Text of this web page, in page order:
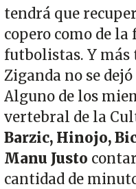
tendrá que
copero como de la
futbolistas. Y más
Ziganda no se
Alguno de los
vertebral de la
Barzic, Hinojo,
Manu Justo
cantidad de